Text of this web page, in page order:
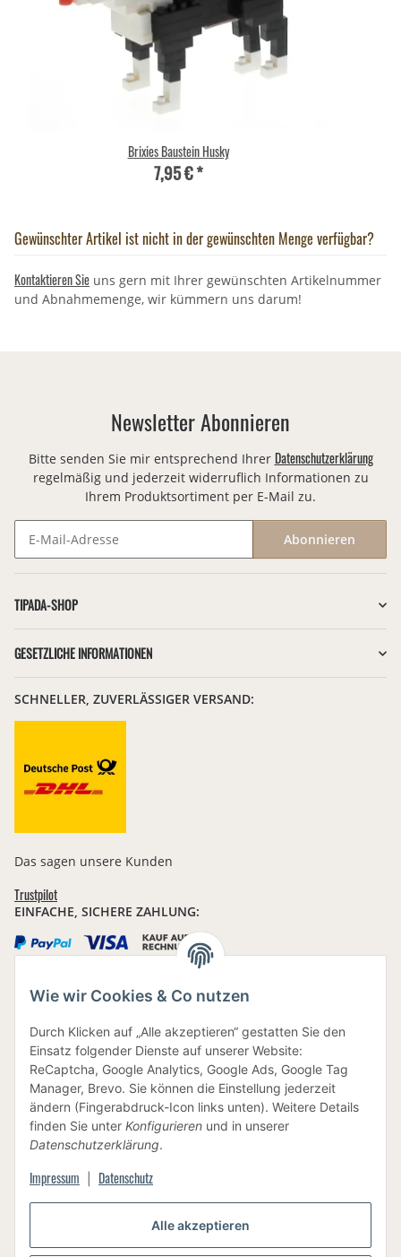
Alle akzeptieren
Wie wir Cookies & Co nutzen
Durch Klicken auf „Alle akzeptieren“ gestatten Sie den
Einsatz folgender Dienste auf unserer Website:
ReCaptcha, Google Analytics, Google Ads, Google Tag
Manager, Brevo. Sie können die Einstellung jederzeit
ändern (Fingerabdruck-Icon links unten). Weitere Details
finden Sie unter Konfigurieren und in unserer
Datenschutzerklärung.
Impressum Datenschutz
Brixies Baustein Husky
7,95 €*
Gewünschter Artikel ist nicht in der gewünschten Menge verfügbar?
Kontaktieren Sie uns gern mit Ihrer gewünschten Artikelnummer
und Abnahmemenge, wir kümmern uns darum!
Newsletter Abonnieren
Bitte senden Sie mir entsprechend Ihrer Datenschutzerklärung
regelmäßig und jederzeit widerruflich Informationen zu
Ihrem Produktsortiment per E-Mail zu.
Abonnieren
TIPADA-SHOP
GESETZLICHE INFORMATIONEN
SCHNELLER, ZUVERLÄSSIGER VERSAND:
Das sagen unsere Kunden
Trustpilot
EINFACHE, SICHERE ZAHLUNG:
BEWUSSTE VERPACKUNG
Vertrag widerrufen